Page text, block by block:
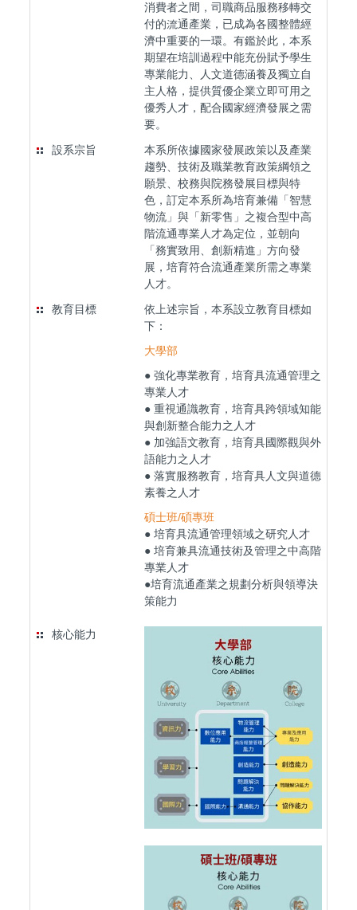
消費者之間，司職商品服務移轉交
付的流通產業，已成為各國整體經
濟中重要的一環。有鑑於此，本系
期望在培訓過程中能充份賦予學生
專業能力、人文道德涵養及獨立自
主人格，提供質優企業立即可用之
優秀人才，配合國家經濟發展之需
要。
設系宗旨
本系所依據國家發展政策以及產業
趨勢、技術及職業教育政策綱領之
願景、校務與院務發展目標與特
色，訂定本系所為培育兼備「智慧
物流」與「新零售」之複合型中高
階流通專業人才為定位，並朝向
「務實致用、創新精進」方向發
展，培育符合流通產業所需之專業
人才。
教育目標
依上述宗旨，本系設立教育目標如
下：
大學部
● 強化專業教育，培育具流通管理之
專業人才
● 重視通識教育，培育具跨領域知能
與創新整合能力之人才
● 加強語文教育，培育具國際觀與外
語能力之人才
● 落實服務教育，培育具人文與道德
素養之人才
碩士班/碩專班
● 培育具流通管理領域之研究人才
● 培育兼具流通技術及管理之中高階
專業人才
●培育流通產業之規劃分析與領導決
策能力
核心能力